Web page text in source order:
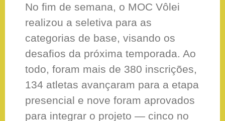
No fim de semana, o MOC Vôlei
realizou a seletiva para as
categorias de base, visando os
desafios da próxima temporada. Ao
todo, foram mais de 380 inscrições,
134 atletas avançaram para a etapa
presencial e nove foram aprovados
para integrar o projeto — cinco no